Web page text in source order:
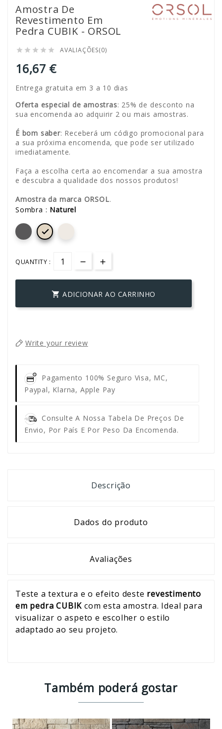
Amostra De
Revestimento Em
Pedra CUBIK - ORSOL
     AVALIAÇÕES(0)
16,67 €
Entrega gratuita em 3 a 10 dias
Oferta especial de amostras: 25% de desconto na
sua encomenda ao adquirir 2 ou mais amostras.
É bom saber: Receberá um código promocional para
a sua próxima encomenda, que pode ser utilizado
imediatamente.
Faça a escolha certa ao encomendar a sua amostra
e descubra a qualidade dos nossos produtos!
Amostra da marca ORSOL.
Sombra : Naturel

QUANTITY :
 ADICIONAR AO CARRINHO
Write your review
Pagamento 100% Seguro Visa, MC,
Paypal, Klarna, Apple Pay
Consulte A Nossa Tabela De Preços De
Envio, Por País E Por Peso Da Encomenda.
Descrição
Dados do produto
Avaliações
Teste a textura e o efeito deste revestimento
em pedra CUBIK com esta amostra. Ideal para
visualizar o aspeto e escolher o estilo
adaptado ao seu projeto.
Também poderá gostar